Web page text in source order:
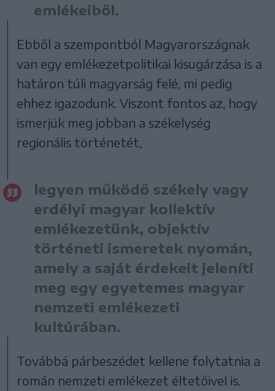
emlékeiből.
Ebből a szempontból Magyarországnak
van egy emlékezetpolitikai kisugárzása is a
határon túli magyarság felé, mi pedig
ehhez igazodunk. Viszont fontos az, hogy
ismerjük meg jobban a székelység
regionális történetét,
legyen működő székely vagy
erdélyi magyar kollektív
emlékezetünk, objektív
történeti ismeretek nyomán,
amely a saját érdekeit jeleníti
meg egy egyetemes magyar
nemzeti emlékezeti
kultúrában.
Továbbá párbeszédet kellene folytatnia a
román nemzeti emlékezet éltetőivel is.